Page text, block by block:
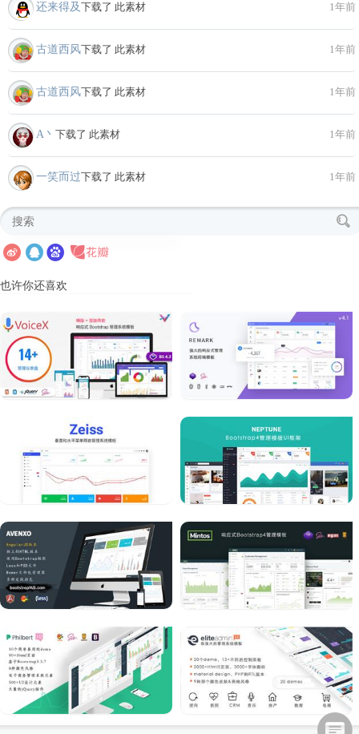
还来得及下载了 此素材 1年前
古道西风下载了 此素材 1年前
古道西风下载了 此素材 1年前
A丶 下载了 此素材 1年前
一笑而过下载了 此素材 1年前
也许你还喜欢